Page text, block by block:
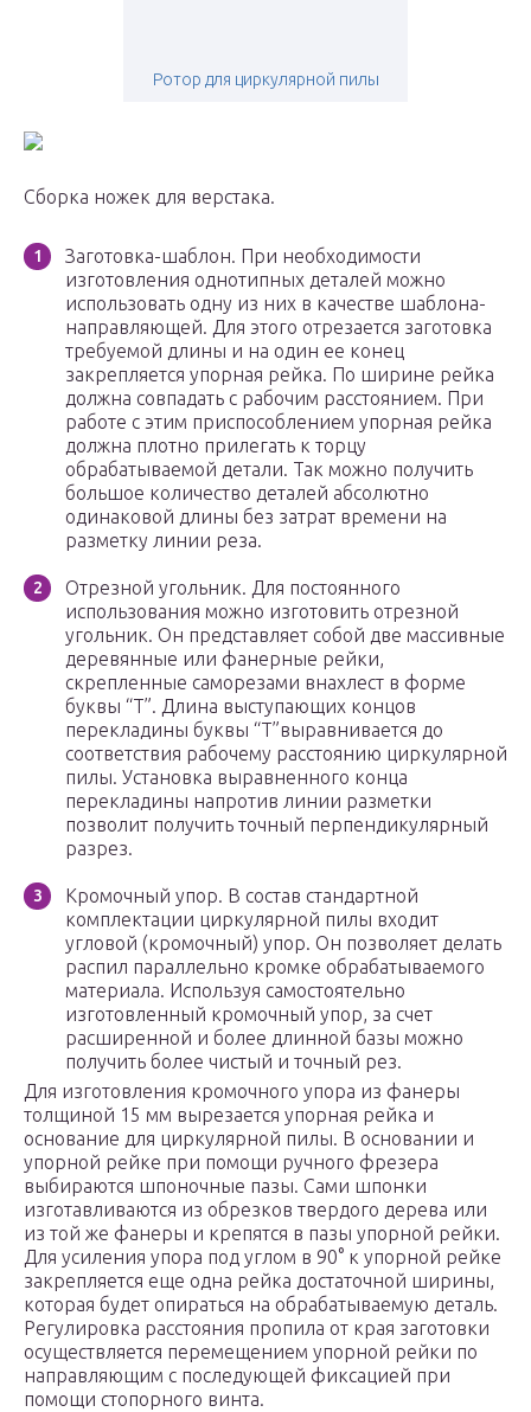
Ротор для циркулярной пилы
Сборка ножек для верстака.
Заготовка-шаблон. При необходимости
изготовления однотипных деталей можно
использовать одну из них в качестве шаблона-
направляющей. Для этого отрезается заготовка
требуемой длины и на один ее конец
закрепляется упорная рейка. По ширине рейка
должна совпадать с рабочим расстоянием. При
работе с этим приспособлением упорная рейка
должна плотно прилегать к торцу
обрабатываемой детали. Так можно получить
большое количество деталей абсолютно
одинаковой длины без затрат времени на
разметку линии реза.
Отрезной угольник. Для постоянного
использования можно изготовить отрезной
угольник. Он представляет собой две массивные
деревянные или фанерные рейки,
скрепленные саморезами внахлест в форме
буквы “Т”. Длина выступающих концов
перекладины буквы “Т”выравнивается до
соответствия рабочему расстоянию циркулярной
пилы. Установка выравненного конца
перекладины напротив линии разметки
позволит получить точный перпендикулярный
разрез.
Кромочный упор. В состав стандартной
комплектации циркулярной пилы входит
угловой (кромочный) упор. Он позволяет делать
распил параллельно кромке обрабатываемого
материала. Используя самостоятельно
изготовленный кромочный упор, за счет
расширенной и более длинной базы можно
получить более чистый и точный рез.
Для изготовления кромочного упора из фанеры
толщиной 15 мм вырезается упорная рейка и
основание для циркулярной пилы. В основании и
упорной рейке при помощи ручного фрезера
выбираются шпоночные пазы. Сами шпонки
изготавливаются из обрезков твердого дерева или
из той же фанеры и крепятся в пазы упорной рейки.
Для усиления упора под углом в 90° к упорной рейке
закрепляется еще одна рейка достаточной ширины,
которая будет опираться на обрабатываемую деталь.
Регулировка расстояния пропила от края заготовки
осуществляется перемещением упорной рейки по
направляющим с последующей фиксацией при
помощи стопорного винта.